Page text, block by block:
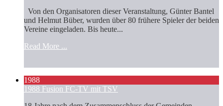
Von den Organisatoren dieser Veranstaltung, Günter Bantel
und Helmut Büber, wurden über 80 frühere Spieler der beiden
Vereine eingeladen. Bis heute...
Read More ...
1988
1988 Fusion FC-TV mit TSV